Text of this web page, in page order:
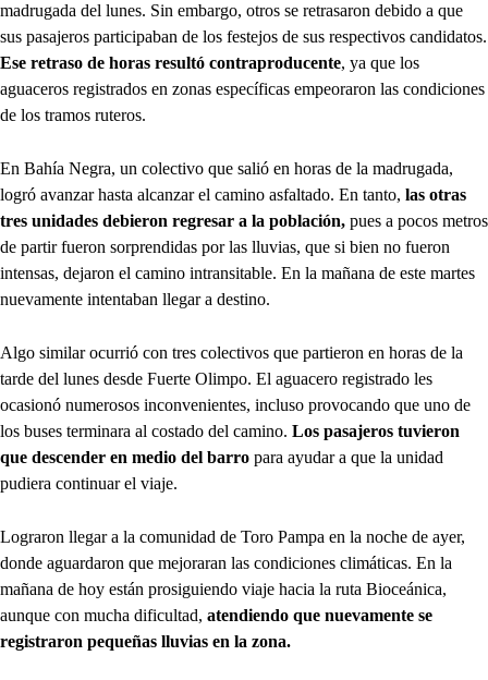
madrugada del lunes. Sin embargo, otros se retrasaron debido a que
sus pasajeros participaban de los festejos de sus respectivos candidatos.
Ese retraso de horas resultó contraproducente, ya que los
aguaceros registrados en zonas específicas empeoraron las condiciones
de los tramos ruteros.
En Bahía Negra, un colectivo que salió en horas de la madrugada,
logró avanzar hasta alcanzar el camino asfaltado. En tanto, las otras
tres unidades debieron regresar a la población, pues a pocos metros
de partir fueron sorprendidas por las lluvias, que si bien no fueron
intensas, dejaron el camino intransitable. En la mañana de este martes
nuevamente intentaban llegar a destino.
Algo similar ocurrió con tres colectivos que partieron en horas de la
tarde del lunes desde Fuerte Olimpo. El aguacero registrado les
ocasionó numerosos inconvenientes, incluso provocando que uno de
los buses terminara al costado del camino. Los pasajeros tuvieron
que descender en medio del barro para ayudar a que la unidad
pudiera continuar el viaje.
Lograron llegar a la comunidad de Toro Pampa en la noche de ayer,
donde aguardaron que mejoraran las condiciones climáticas. En la
mañana de hoy están prosiguiendo viaje hacia la ruta Bioceánica,
aunque con mucha dificultad, atendiendo que nuevamente se
registraron pequeñas lluvias en la zona.